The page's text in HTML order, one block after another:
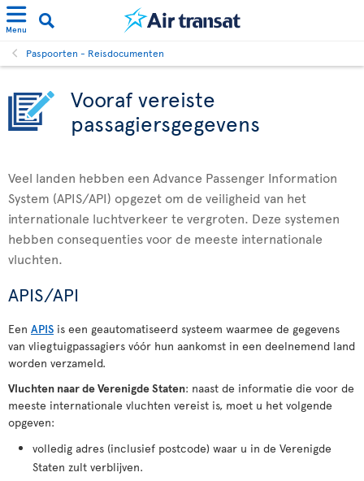
Menu
Paspoorten - Reisdocumenten
Vooraf vereiste
passagiersgegevens
Veel landen hebben een Advance Passenger Information
System (APIS/API) opgezet om de veiligheid van het
internationale luchtverkeer te vergroten. Deze systemen
hebben consequenties voor de meeste internationale
vluchten.
APIS/API
Een APIS is een geautomatiseerd systeem waarmee de gegevens
van vliegtuigpassagiers vóór hun aankomst in een deelnemend land
worden verzameld.
Vluchten naar de Verenigde Staten: naast de informatie die voor de
meeste internationale vluchten vereist is, moet u het volgende
opgeven:
volledig adres (inclusief postcode) waar u in de Verenigde
Staten zult verblijven.